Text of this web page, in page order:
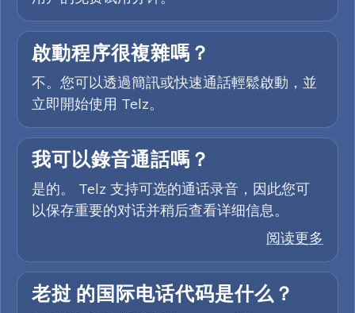
啟動程序很複雜嗎？
不。您可以透過簡訊或快速通話輕鬆啟動，並
立即開始使用 Telz。
我可以錄音通話嗎？
是的。 Telz 支持可选的通话录音，因此您可
以保存重要的对话并稍后查看详细信息。
阅读更多
老挝 的国际电话代码是什么？